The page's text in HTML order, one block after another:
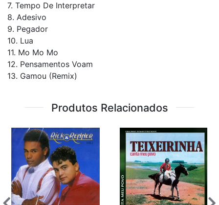
7. Tempo De Interpretar
8. Adesivo
9. Pegador
10. Lua
11. Mo Mo Mo
12. Pensamentos Voam
13. Gamou (Remix)
Produtos Relacionados